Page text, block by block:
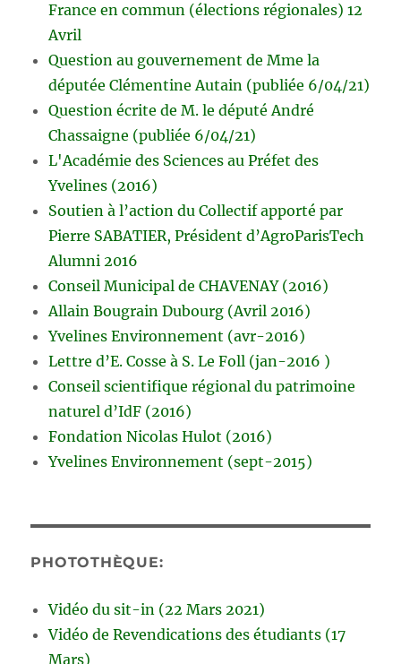
France en commun (élections régionales) 12
Avril
Question au gouvernement de Mme la
députée Clémentine Autain (publiée 6/04/21)
Question écrite de M. le député André
Chassaigne (publiée 6/04/21)
L'Académie des Sciences au Préfet des
Yvelines (2016)
Soutien à l’action du Collectif apporté par
Pierre SABATIER, Président d’AgroParisTech
Alumni 2016
Conseil Municipal de CHAVENAY (2016)
Allain Bougrain Dubourg (Avril 2016)
Yvelines Environnement (avr-2016)
Lettre d’E. Cosse à S. Le Foll (jan-2016 )
Conseil scientifique régional du patrimoine
naturel d’IdF (2016)
Fondation Nicolas Hulot (2016)
Yvelines Environnement (sept-2015)
PHOTOTHÈQUE:
Vidéo du sit-in (22 Mars 2021)
Vidéo de Revendications des étudiants (17
Mars)